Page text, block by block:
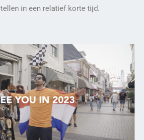
in een relatief korte tijd.